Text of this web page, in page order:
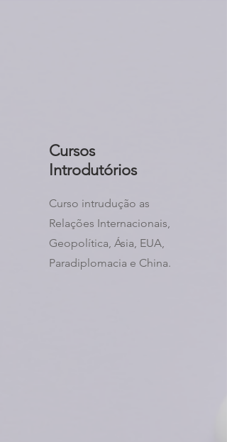
Cursos
Introdutórios
Curso intrudução as
Relações Internacionais,
Geopolítica, Ásia, EUA,
Paradiplomacia e China.